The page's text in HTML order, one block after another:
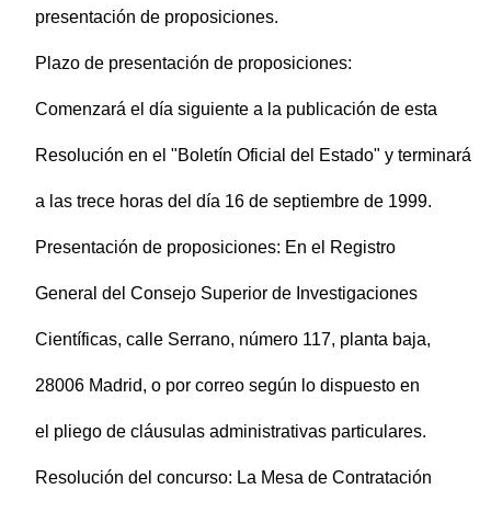
presentación de proposiciones.
Plazo de presentación de proposiciones:
Comenzará el día siguiente a la publicación de esta
Resolución en el "Boletín Oficial del Estado" y terminará
a las trece horas del día 16 de septiembre de 1999.
Presentación de proposiciones: En el Registro
General del Consejo Superior de Investigaciones
Científicas, calle Serrano, número 117, planta baja,
28006 Madrid, o por correo según lo dispuesto en
el pliego de cláusulas administrativas particulares.
Resolución del concurso: La Mesa de Contratación